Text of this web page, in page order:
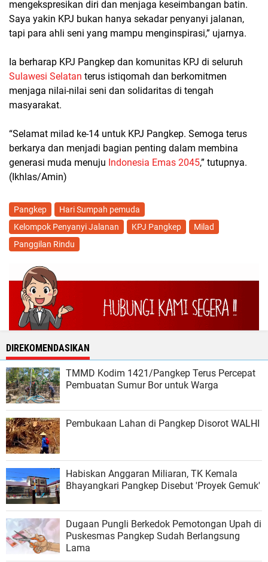
mengekspresikan diri dan menjaga keseimbangan batin.
Saya yakin KPJ bukan hanya sekadar penyanyi jalanan,
tapi para ahli seni yang mampu menginspirasi,” ujarnya.
Ia berharap KPJ Pangkep dan komunitas KPJ di seluruh
Sulawesi Selatan terus istiqomah dan berkomitmen
menjaga nilai-nilai seni dan solidaritas di tengah
masyarakat.
“Selamat milad ke-14 untuk KPJ Pangkep. Semoga terus
berkarya dan menjadi bagian penting dalam membina
generasi muda menuju Indonesia Emas 2045,” tutupnya.
(Ikhlas/Amin)
Pangkep
Hari Sumpah pemuda
Kelompok Penyanyi Jalanan
KPJ Pangkep
Milad
Panggilan Rindu
DIREKOMENDASIKAN
TMMD Kodim 1421/Pangkep Terus Percepat
Pembuatan Sumur Bor untuk Warga
Pembukaan Lahan di Pangkep Disorot WALHI
Habiskan Anggaran Miliaran, TK Kemala
Bhayangkari Pangkep Disebut 'Proyek Gemuk'
Dugaan Pungli Berkedok Pemotongan Upah di
Puskesmas Pangkep Sudah Berlangsung
Lama